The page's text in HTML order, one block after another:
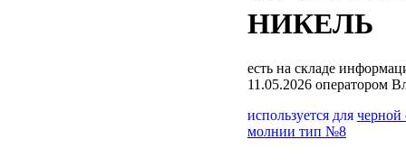
НИКЕЛЬ
есть на складе
11.05.2026 оператором
используется для черной
молнии тип №8